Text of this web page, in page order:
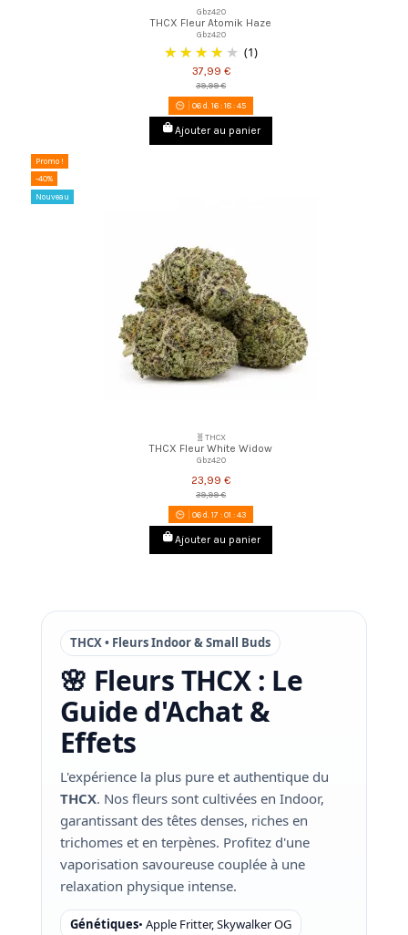
Gbz420
THCX Fleur Atomik Haze
Gbz420
(1)
37,99 €
39,99 €
06d. 16:18:44
Ajouter au panier
Promo !
-40%
Nouveau
🧬THCX
THCX Fleur White Widow
Gbz420
23,99 €
39,99 €
06d. 17 :01 :42
Ajouter au panier
THCX • Fleurs Indoor & Small Buds
🌸 Fleurs THCX : Le
Guide d'Achat &
Effets
L'expérience la plus pure et authentique du
THCX. Nos fleurs sont cultivées en Indoor,
garantissant des têtes denses, riches en
trichomes et en terpènes. Profitez d'une
vaporisation savoureuse couplée à une
relaxation physique intense.
Génétiques• Apple Fritter, Skywalker OG